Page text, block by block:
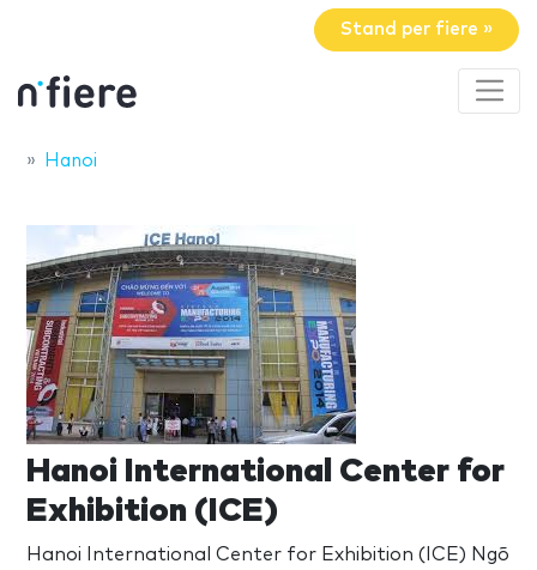
Stand per fiere »
Hanoi
Hanoi International Center for
Exhibition (ICE)
Hanoi International Center for Exhibition (ICE) Ngõ